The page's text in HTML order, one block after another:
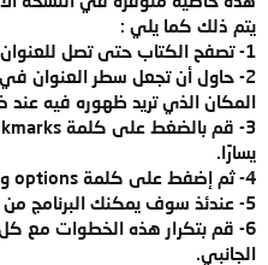
يتم ذلك كما يلي :
1- تصفح الكتاب حتى تصل للعنوان المطلوب وضعه في الفهرس.
2- حاول أن تجعل سطر العنوان
المكان الذي تريد ظهوره فيه
يسارًا.
4- ثم إضفط على كلمة options وإختر New Bookmark
5- عندئذ سوف يمكنك البرنامج من كتابة العنوان الذي تريده يدويًا.
6- قم بتكرار هذه الخطوات مع
الجانبي.